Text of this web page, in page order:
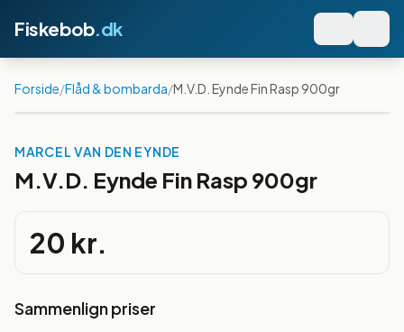
Fiskebob.dk
Forside/Flåd & bombarda/M.V.D. Eynde Fin Rasp 900gr
MARCEL VAN DEN EYNDE
M.V.D. Eynde Fin Rasp 900gr
20 kr.
Sammenlign priser